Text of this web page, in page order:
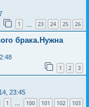
1 23 24 25 26
брака.Нужна
1 2 3
23:45
1 … 100 101 102 103